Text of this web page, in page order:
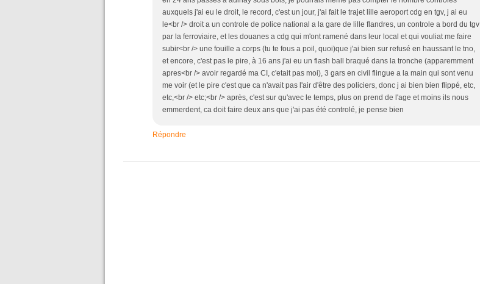
auxquels j'ai eu le droit, le record, c'est un jour, j'ai fait le trajet lille aeroport cdg en tgv, j ai eu
le<br /> droit a un controle de police national a la gare de lille flandres, un controle a bord du tgv
par la ferroviaire, et les douanes a cdg qui m'ont ramené dans leur local et qui vouliat me faire
subir<br /> une fouille a corps (tu te fous a poil, quoi)que j'ai bien sur refusé en haussant le tno,
et encore, c'est pas le pire, à 16 ans j'ai eu un flash ball braqué dans la tronche (apparemment
apres<br /> avoir regardé ma CI, c'etait pas moi), 3 gars en civil flingue a la main qui sont venu
me voir (et le pire c'est que ca n'avait pas l'air d'être des policiers, donc j ai bien bien flippé, etc,
etc,<br /> etc;<br /> après, c'est sur qu'avec le temps, plus on prend de l'age et moins ils nous
emmerdent, ca doit faire deux ans que j'ai pas été controlé, je pense bien
Répondre